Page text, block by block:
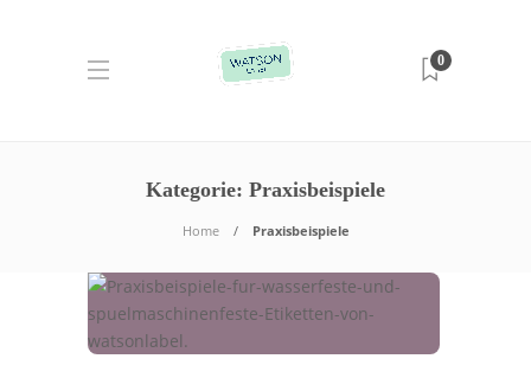
0
Kategorie: Praxisbeispiele
Home Praxisbeispiele